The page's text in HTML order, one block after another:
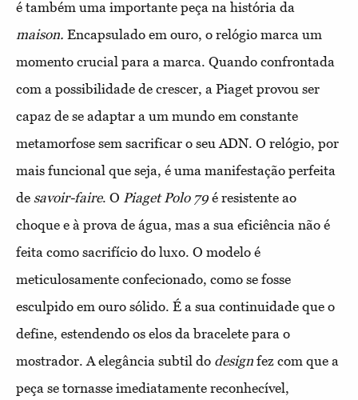
é também uma importante peça na história da
maison. Encapsulado em ouro, o relógio marca um
momento crucial para a marca. Quando confrontada
com a possibilidade de crescer, a Piaget provou ser
capaz de se adaptar a um mundo em constante
metamorfose sem sacrificar o seu ADN. O relógio, por
mais funcional que seja, é uma manifestação perfeita
de savoir-faire. O Piaget Polo 79 é resistente ao
choque e à prova de água, mas a sua eficiência não é
feita como sacrifício do luxo. O modelo é
meticulosamente confecionado, como se fosse
esculpido em ouro sólido. É a sua continuidade que o
define, estendendo os elos da bracelete para o
mostrador. A elegância subtil do design fez com que a
peça se tornasse imediatamente reconhecível,